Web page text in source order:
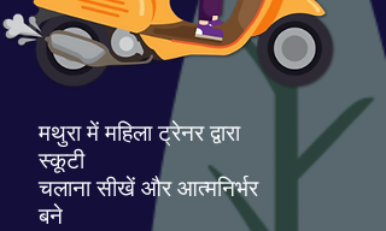
मथुरा में महिला ट्रेनर द्वारा
स्कूटी
चलाना सीखें और आत्मनिर्भर
बने